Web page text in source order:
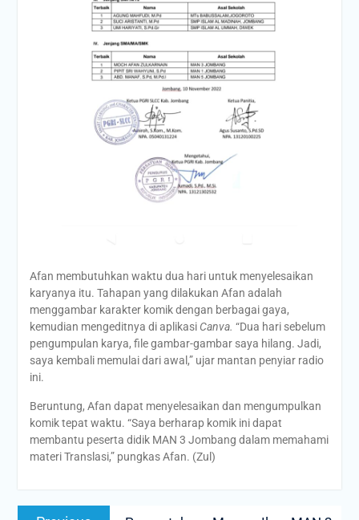
Afan membutuhkan waktu dua hari untuk menyelesaikan
karyanya itu. Tahapan yang dilakukan Afan adalah
menggambar karakter komik dengan berbagai gaya,
kemudian mengeditnya di aplikasi Canva. “Dua hari sebelum
pengumpulan karya, file gambar-gambar saya hilang. Jadi,
saya kembali memulai dari awal,” ujar mantan penyiar radio
ini.
Beruntung, Afan dapat menyelesaikan dan mengumpulkan
komik tepat waktu. “Saya berharap komik ini dapat
membantu peserta didik MAN 3 Jombang dalam memahami
materi Translasi,” pungkas Afan. (Zul)
Post